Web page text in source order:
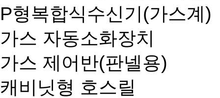
P형복합식수신기(가스계)
가스 자동소화장치
가스 제어반(판넬용)
캐비닛형 호스릴